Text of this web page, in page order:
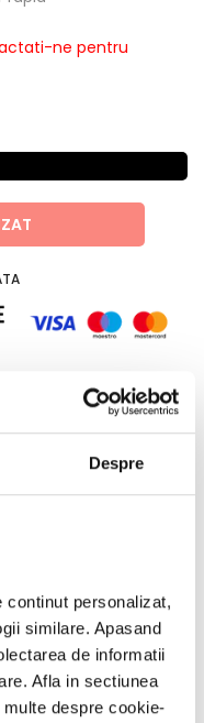
Despre
continut personalizat,
similare. Apasand
de informatii
Afla in sectiunea
despre cookie-
ne pentru
pentru noi